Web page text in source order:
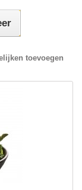
toevoegen